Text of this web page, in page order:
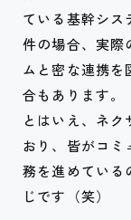
ている基幹シス
件の場合、実際
ムと密な連携を
合もあります。
とはいえ、ネク
おり、皆がコミ
務を進めている
じです（笑）